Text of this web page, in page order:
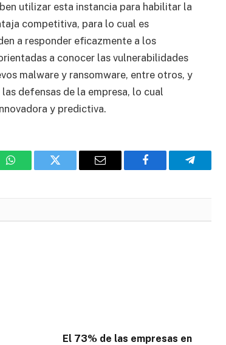
utilizar esta instancia para habilitar la
competitiva, para lo cual es
a responder eficazmente a los
a conocer las vulnerabilidades
malware y ransomware, entre otros, y
defensas de la empresa, lo cual
y predictiva.
WhatsAppTwitter Email Facebook Telegram
El 73% de las empresas en